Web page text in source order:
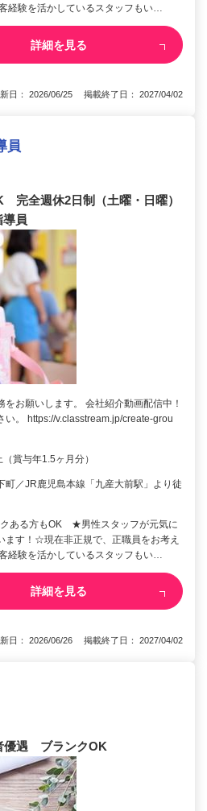
経験を活かしているスタッフもい…
詳細を見る
日： 2026/06/25 掲載終了日： 2027/04/02
員
完全週休2日制（土曜・日曜）
員
をお願いします。 会社紹介動画配信中！
い。 https://v.classtream.jp/create-grou
賞与年1.5ヶ月分）
町／JR鹿児島本線「九産大前駅」より徒
ある方もOK ★男性スタッフが元気に
ます！☆現在非正規で、正職員をお考え
経験を活かしているスタッフもい…
詳細を見る
日： 2026/06/26 掲載終了日： 2027/04/02
優遇 ブランクOK